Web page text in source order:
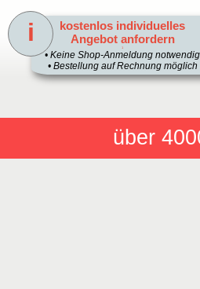
über
Home
kostenlos individuelles
Angebot anfordern
1
• Keine Shop-Anmeldung notwendig
• Bestellung auf Rechnung möglich
i